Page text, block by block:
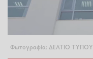
Φωτογραφία: ΔΕΛΤΙΟ ΤΥΠΟΥ